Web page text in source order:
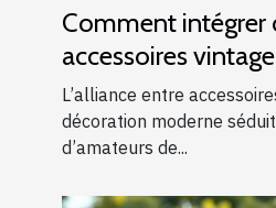
Comment intégrer
accessoires
moderne ?
L’alliance entre
décoration moderne
d’amateurs de...